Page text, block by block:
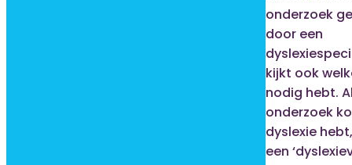
onderzoek
door een
kijkt ook
nodig hebt.
onderzoek
dyslexie
een